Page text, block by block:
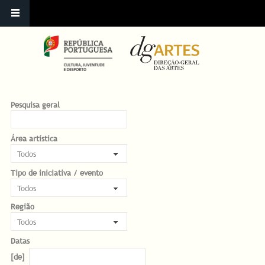
Pesquisa geral
Área artística
Tipo de iniciativa / evento
Região
Datas
Datas
Date